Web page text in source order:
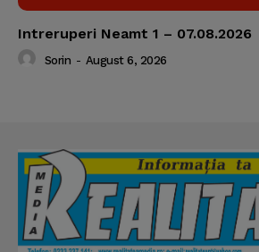
Intreruperi Neamt 1 – 07.08.2026
Sorin - August 6, 2026